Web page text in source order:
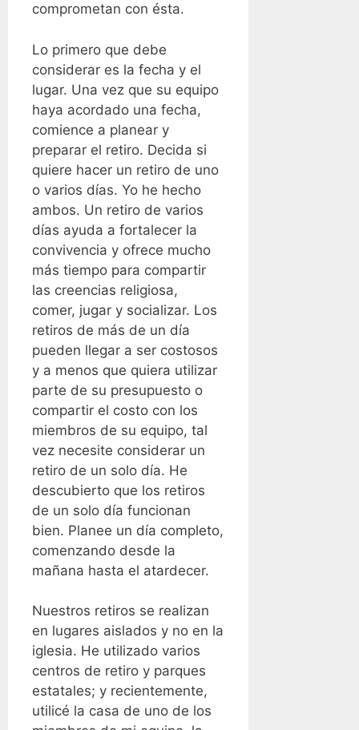
comprometan con ésta.
Lo primero que debe
considerar es la fecha y el
lugar. Una vez que su equipo
haya acordado una fecha,
comience a planear y
preparar el retiro. Decida si
quiere hacer un retiro de uno
o varios días. Yo he hecho
ambos. Un retiro de varios
días ayuda a fortalecer la
convivencia y ofrece mucho
más tiempo para compartir
las creencias religiosa,
comer, jugar y socializar. Los
retiros de más de un día
pueden llegar a ser costosos
y a menos que quiera utilizar
parte de su presupuesto o
compartir el costo con los
miembros de su equipo, tal
vez necesite considerar un
retiro de un solo día. He
descubierto que los retiros
de un solo día funcionan
bien. Planee un día completo,
comenzando desde la
mañana hasta el atardecer.
Nuestros retiros se realizan
en lugares aislados y no en la
iglesia. He utilizado varios
centros de retiro y parques
estatales; y recientemente,
utilicé la casa de uno de los